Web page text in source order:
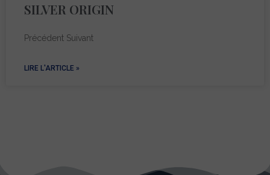
SILVER ORIGIN
Précédent Suivant
LIRE L'ARTICLE »